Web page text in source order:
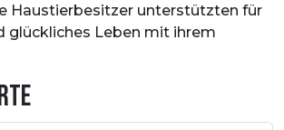
Haustierbesitzer unterstützten für
glückliches Leben mit ihrem